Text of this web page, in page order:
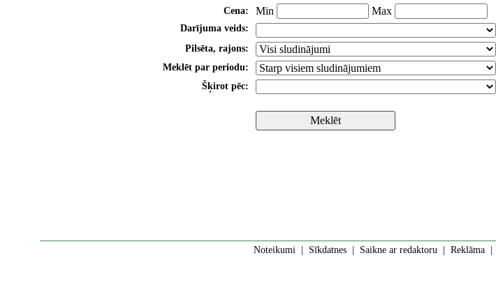
Cena: Min Max
Darījuma veids:
Pilsēta, rajons:
Meklēt par periodu:
Šķirot pēc:
Noteikumi Sīkdatnes Saikne ar redaktoru Reklāma